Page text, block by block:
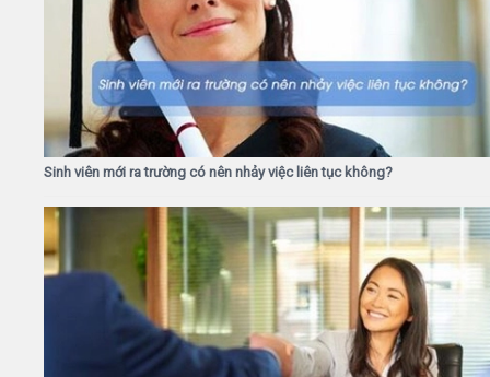
Sinh viên mới ra trường có nên nhảy việc liên tục không?